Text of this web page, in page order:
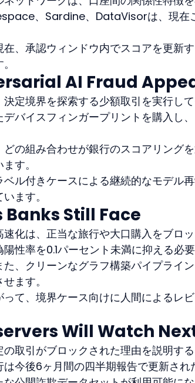
、Sardine、DataVisorは、現在
在、承認ウィンドウ内でスコアを更新
AI Fraud
定境界を探索する少額取引を実行し
バイスフィンガープリントを購入し
の組み合わせが銀行のスコアリング
す。
ル付きケースによる継続的なモデル
ます。
Still Face
速化は、正当な旅行や大口購入をブロ
性率を0.1パーセント未満に抑える必要
た、クリーンなグラフ構築パイプライ
ます。
て、境界ケース向けに人間によるレ
Will Watch
の取引がブロックされた理由を説明す
今後6ヶ月間の四半期報告で更新され